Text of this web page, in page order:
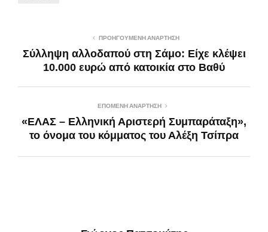
ΠΡΟΗΓΟΎΜΕΝΗ ΑΝΆΡΤΗΣΗ
Σύλληψη αλλοδαπού στη Σάμο: Είχε κλέψει
10.000 ευρώ από κατοικία στο Βαθύ
ΕΠΌΜΕΝΗ ΑΝΆΡΤΗΣΗ
«ΕΛΑΣ – Ελληνική Αριστερή Συμπαράταξη»,
το όνομα του κόμματος του Αλέξη Τσίπρα